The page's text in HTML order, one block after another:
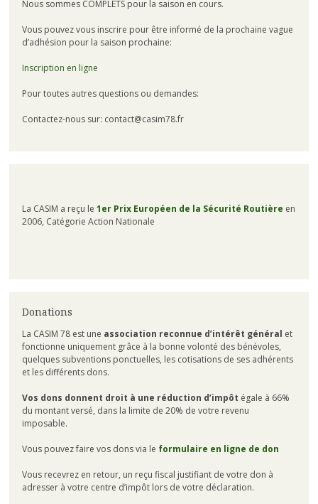
Nous sommes COMPLETS pour la saison en cours.
Vous pouvez vous inscrire pour être informé de la prochaine vague
d’adhésion pour la saison prochaine:
Inscription en ligne
Pour toutes autres questions ou demandes:
Contactez-nous sur: contact@casim78.fr
La CASIM a reçu le 1er Prix Européen de la Sécurité Routière en
2006, Catégorie Action Nationale
Donations
La CASIM 78 est une association reconnue d’intérêt général et
fonctionne uniquement grâce à la bonne volonté des bénévoles,
quelques subventions ponctuelles, les cotisations de ses adhérents
et les différents dons.
Vos dons donnent droit à une réduction d’impôt égale à 66%
du montant versé, dans la limite de 20% de votre revenu
imposable.
Vous pouvez faire vos dons via le formulaire en ligne de don
Vous recevrez en retour, un reçu fiscal justifiant de votre don à
adresser à votre centre d’impôt lors de votre déclaration.